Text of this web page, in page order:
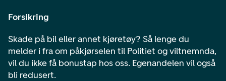
Forsikring
Skade på bil eller annet kjøretøy? Så lenge du
melder i fra om påkjørselen til Politiet og viltnemnda,
vil du ikke få bonustap hos oss. Egenandelen vil også
bli redusert.